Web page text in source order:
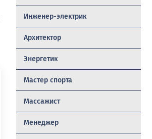
Инженер-электрик
Архитектор
Энергетик
Мастер спорта
Массажист
Менеджер